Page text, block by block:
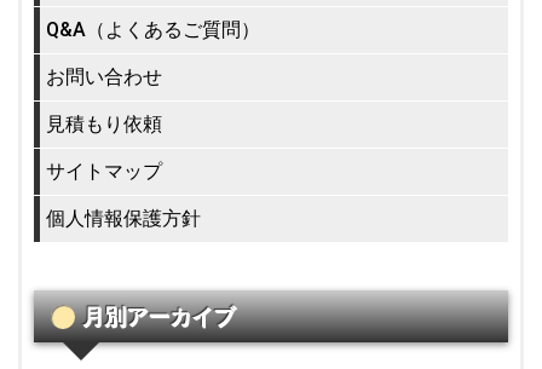
Q&A（よくあるご質問）
お問い合わせ
見積もり依頼
サイトマップ
個人情報保護方針
月別アーカイブ